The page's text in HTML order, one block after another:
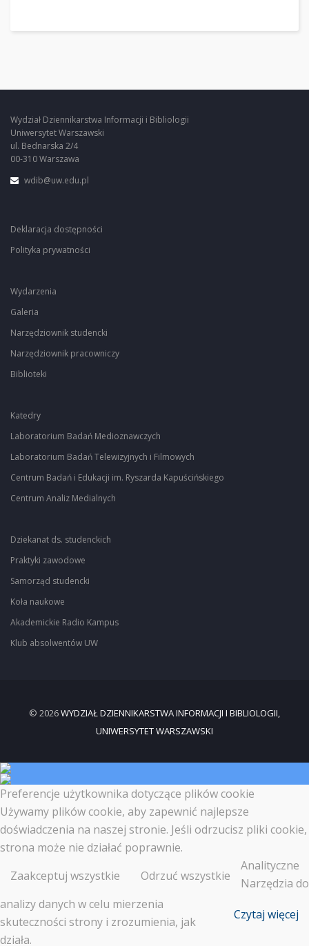
Wydział Dziennikarstwa Informacji i Bibliologii
Uniwersytet Warszawski
ul. Bednarska 2/4
00-310 Warszawa
wdib@uw.edu.pl
Deklaracja dostępności
Polityka prywatności
Wydarzenia
Galeria
Narzędziownik studencki
Narzędziownik pracowniczy
Biblioteki
Katedry
Laboratorium Badań Medioznawczych
Laboratorium Badań Telewizyjnych i Filmowych
Centrum Badań i Edukacji im. Ryszarda Kapuścińskiego
Centrum Analiz Medialnych
Dziekanat ds. studenckich
Praktyki zawodowe
Samorząd studencki
Koła naukowe
Akademickie Radio Kampus
Klub absolwentów UW
© 2026WYDZIAŁ DZIENNIKARSTWA INFORMACJI I BIBLIOLOGII,
UNIWERSYTET WARSZAWSKI
Preferencje użytkownika dotyczące plików cookie
Używamy plików cookie, aby zapewnić najlepsze
doświadczenia na naszej stronie. Jeśli odrzucisz pliki cookie,
strona może nie działać poprawnie.
Zaakceptuj wszystkie
Odrzuć wszystkie
Czytaj więcej
Analityczne
Narzędzia do
analizy danych w celu mierzenia
skuteczności strony i zrozumienia, jak
działa.